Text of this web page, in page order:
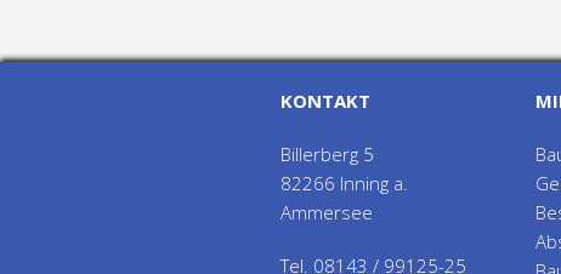
KONTAKT
Billerberg 5
82266 Inning a.
Ammersee
Tel. 08143 / 99125-25